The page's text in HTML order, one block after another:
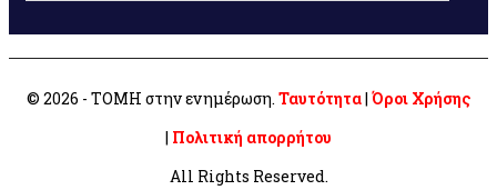
© 2026 - ΤΟΜΗ στην ενημέρωση. Ταυτότητα| Όροι Χρήσης
| Πολιτική απορρήτου
All Rights Reserved.